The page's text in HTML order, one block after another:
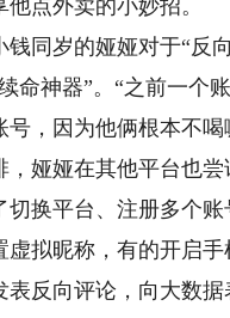
他点外卖的小妙招。
岁的娅娅对于“反向
命神器”。“之前一个
号，因为他俩根本不
，娅娅在其他平台也尝
平台、注册多个账
虚拟昵称，有的开启
表反向评论，向大数